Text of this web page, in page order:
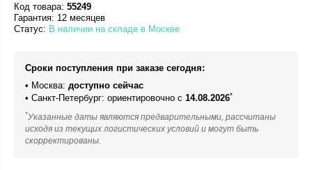
Код товара: 55249
Гарантия: 12 месяцев
Статус: В наличии на складе в Москве
Сроки поступления при заказе сегодня:
• Москва: доступно сейчас
• Санкт-Петербург: ориентировочно с 14.08.2026*
*Указанные даты являются предварительными, рассчитаны
исходя из текущих логистических условий и могут быть
скорректированы.